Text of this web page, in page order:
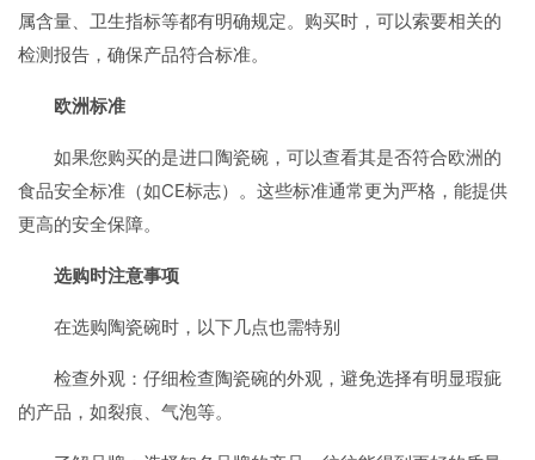
属含量、卫生指标等都有明确规定。购买时，可以索要相关的
检测报告，确保产品符合标准。
欧洲标准
如果您购买的是进口陶瓷碗，可以查看其是否符合欧洲的
食品安全标准（如CE标志）。这些标准通常更为严格，能提供
更高的安全保障。
选购时注意事项
在选购陶瓷碗时，以下几点也需特别
检查外观：仔细检查陶瓷碗的外观，避免选择有明显瑕疵
的产品，如裂痕、气泡等。